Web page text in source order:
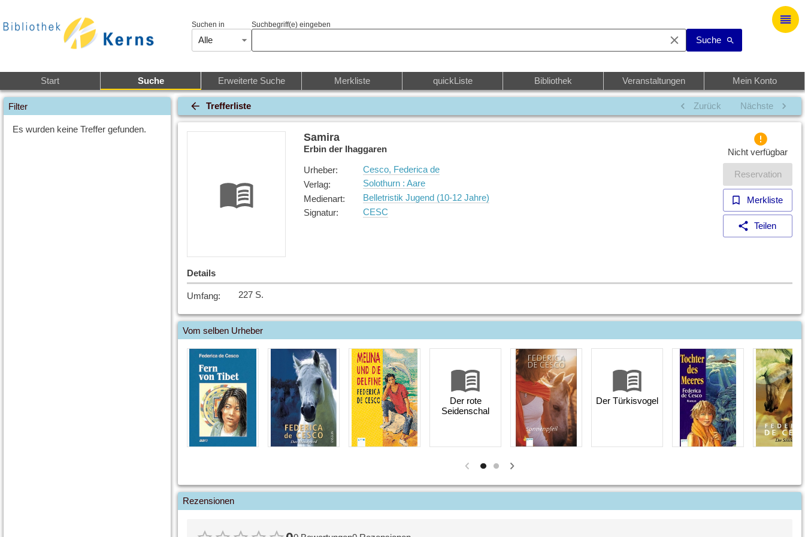
Suchen in
Alle
Suchbegriff(e) eingeben
Suche
Start Suche Erweiterte Suche Merkliste quickListe Bibliothek Veranstaltungen Mein Konto
Filter
Es wurden keine Treffer gefunden.
Trefferliste Zurück Nächste
Samira
Erbin der Ihaggaren
Urheber:
Cesco, Federica de
Verlag:
Solothurn : Aare
Medienart:
Belletristik Jugend (10-12 Jahre)
Signatur: CESC
Nicht verfügbar
Reservation
Merkliste
Teilen
Details
Umfang: 227 S.
Vom selben Urheber
Der rote
Seidenschal
Der Türkisvogel
Rezensionen